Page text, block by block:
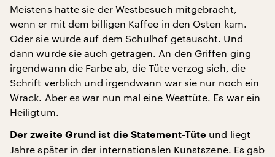
Meistens hatte sie der Westbesuch mitgebracht,
wenn er mit dem billigen Kaffee in den Osten kam.
Oder sie wurde auf dem Schulhof getauscht. Und
dann wurde sie auch getragen. An den Griffen ging
irgendwann die Farbe ab, die Tüte verzog sich, die
Schrift verblich und irgendwann war sie nur noch ein
Wrack. Aber es war nun mal eine Westtüte. Es war ein
Heiligtum.
Der zweite Grund ist die Statement-Tüte und liegt
Jahre später in der internationalen Kunstszene. Es gab